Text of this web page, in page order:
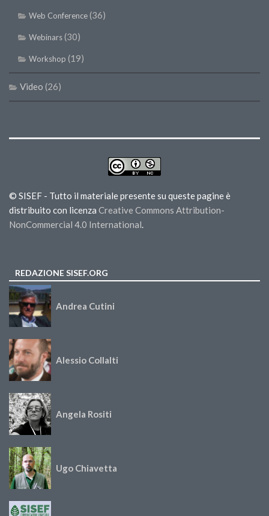
Web Conference(36)
Webinars(30)
Workshop (19)
Video (26)
© SISEF - Tutto il materiale presente su queste pagine è
distribuito con licenza Creative Commons Attribution-
NonCommercial 4.0 International.
REDAZIONE SISEF.ORG
Andrea Cutini
Alessio Collalti
Angela Rositi
Ugo Chiavetta